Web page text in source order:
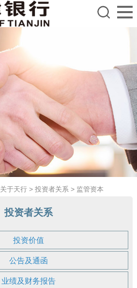
关于天行> 投资者关系 > 监管资本
投资者关系
投资价值
公告及通函
业绩及财务报告